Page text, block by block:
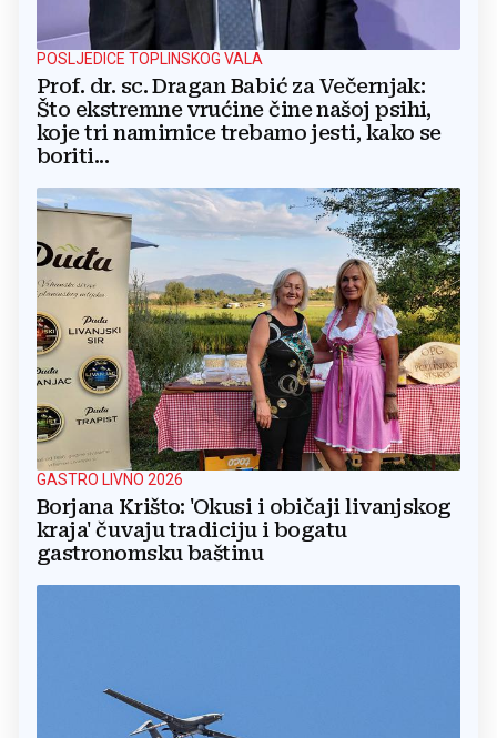
POSLJEDICE TOPLINSKOG VALA
Prof. dr. sc. Dragan Babić za Večernjak:
Što ekstremne vrućine čine našoj psihi,
koje tri namirnice trebamo jesti, kako se
boriti...
GASTRO LIVNO 2026
Borjana Krišto: 'Okusi i običaji livanjskog
kraja' čuvaju tradiciju i bogatu
gastronomsku baštinu